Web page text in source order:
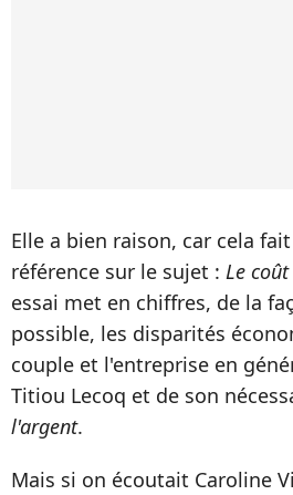
Elle a bien raison, car cela
référence sur le sujet : Le
essai met en chiffres, de la
possible, les disparités
couple et l'entreprise en
Titiou Lecoq et de son
l'argent.
Mais si on écoutait Caroline